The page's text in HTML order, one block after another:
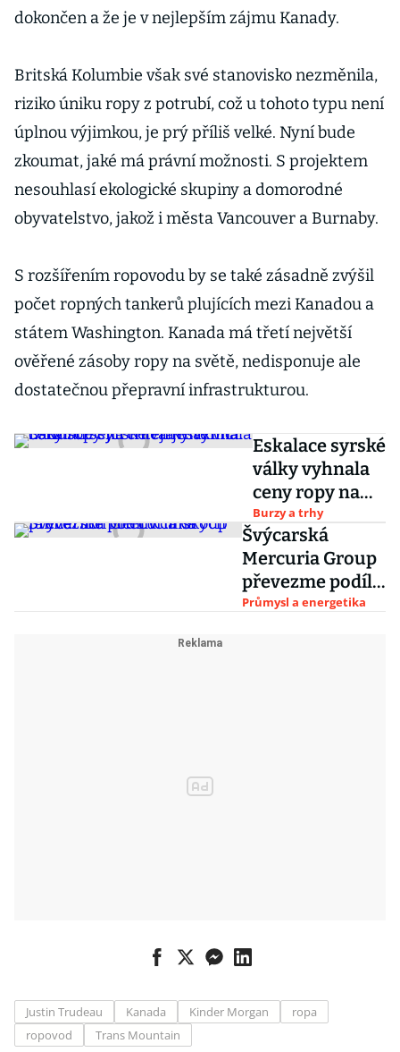
dokončen a že je v nejlepším zájmu Kanady.
Britská Kolumbie však své stanovisko nezměnila,
riziko úniku ropy z potrubí, což u tohoto typu není
úplnou výjimkou, je prý příliš velké. Nyní bude
zkoumat, jaké má právní možnosti. S projektem
nesouhlasí ekologické skupiny a domorodné
obyvatelstvo, jakož i města Vancouver a Burnaby.
S rozšířením ropovodu by se také zásadně zvýšil
počet ropných tankerů plujících mezi Kanadou a
státem Washington. Kanada má třetí největší
ověřené zásoby ropy na světě, nedisponuje ale
dostatečnou přepravní infrastrukturou.
Eskalace syrské
války vyhnala
ceny ropy na
tříletá maxima.
Saúdští šejci
chtějí ještě víc
Burzy a trhy
Švýcarská
Mercuria Group
převezme podíl v
čínských
Průmysl a energetika
Justin Trudeau Kanada Kinder Morgan
ropa
ropovod
Trans Mountain